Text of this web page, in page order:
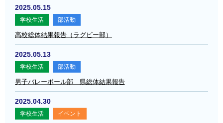
2025.05.15
学校生活 部活動
高校総体結果報告（ラグビー部）
2025.05.13
学校生活 部活動
男子バレーボール部 県総体結果報告
2025.04.30
学校生活 イベント